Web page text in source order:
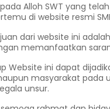
Alloh SWT yang
di website resmi
dari website ini
memanfaatkan
Website ini dapat
masyarakat pada
unsur.
Memadai
Ruang
multimedia
standar
sehinggan